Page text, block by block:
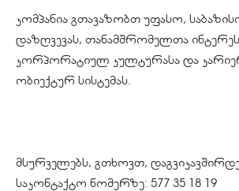
კომპანია გთავაზობთ უფასო,
დაზღვევას, თანამშრომელთა
კორპორატიულ კულტურასა და
ობიექტურ სისტემას.
მსურველებს, გთხოვთ,
საკონტაქტო ნომერზე: 577 35 18 19